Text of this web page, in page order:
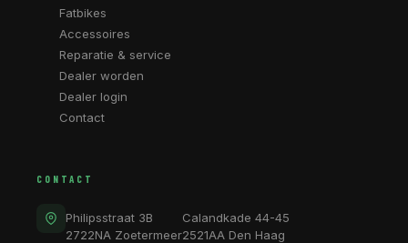
Fatbikes
Accessoires
Reparatie & service
Dealer worden
Dealer login
Contact
CONTACT
Philipsstraat 3B
2722NA Zoetermeer
Calandkade 44-45
2521AA Den Haag